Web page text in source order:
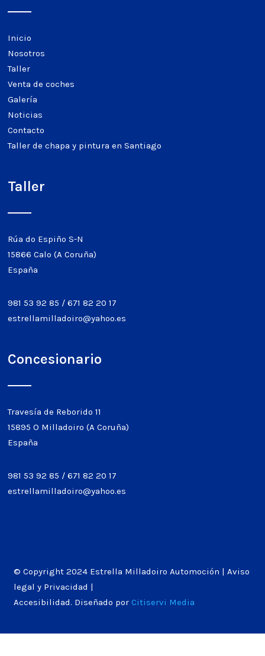
Inicio
Nosotros
Taller
Venta de coches
Galería
Noticias
Contacto
Taller de chapa y pintura en Santiago
Taller
Rúa do Espiño S-N
15866 Calo (A Coruña)
España
981 53 92 85 /671 82 20 17
estrellamilladoiro@yahoo.es
Concesionario
Travesía de Reborido 11
15895 O Milladoiro (A Coruña)
España
981 53 92 85 /671 82 20 17
estrellamilladoiro@yahoo.es
© Copyright 2024 Estrella Milladoiro Automoción |Aviso
legal y Privacidad |
Accesibilidad. Diseñado por Citiservi Media